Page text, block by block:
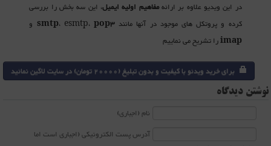
در این ویدیو علاوه بر ارائهمفاهیم اولیه ایمیل، این سه بخش را بررسی
کرده و پروتکل های موجود در آنها مانند
smtp، esmtp،pop3
و
imapرا تشریح می نماییم
برای خرید ویدئو با کیفیت و بدون تبلیغ (20000 تومان) در سایت لاگین نمائید
نوشتن دیدگاه
نام (اجباری)
آدرس پست الکترونیکی (اجباری است اما